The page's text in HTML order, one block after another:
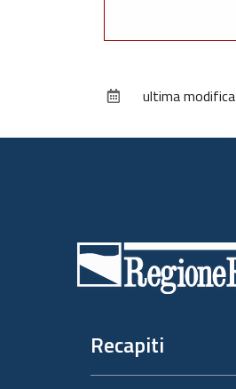
ultima modifica
Recapiti